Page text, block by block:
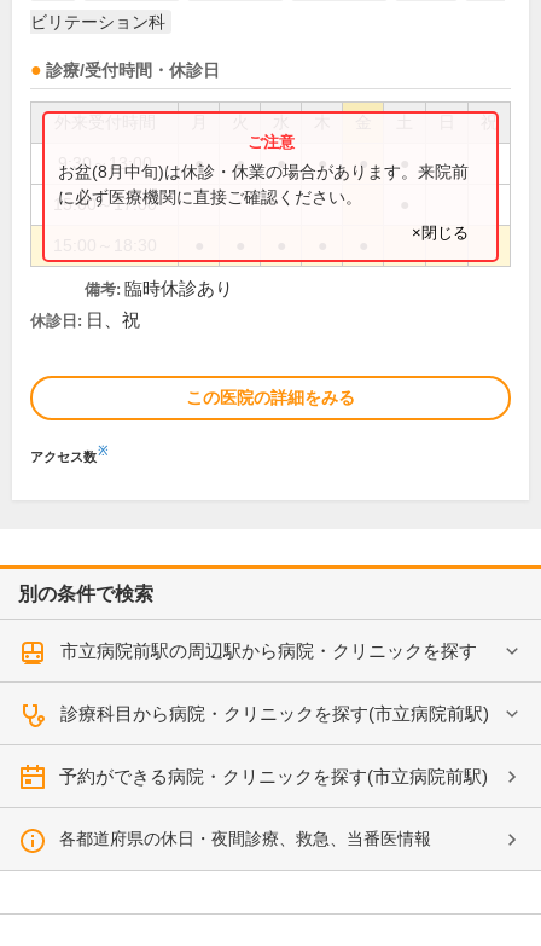
ビリテーション科
診療/受付時間・休診日
祝
9:30～13:00 ● ● ● ● ●
15:00～17:00
お盆(8月中旬)は休診・休業の場合があります。来院前
に必ず医療機関に直接ご確認ください。
×閉じる
備考: 臨時休診あり
休診日: 日、祝
この医院の詳細をみる
アクセス数※
別の条件で検索
市立病院前駅の周辺駅から病院・クリニックを探す
診療科目から病院・クリニックを探す(市立病院前駅)
予約ができる病院・クリニックを探す(市立病院前駅)
各都道府県の休日・夜間診療、救急、当番医情報